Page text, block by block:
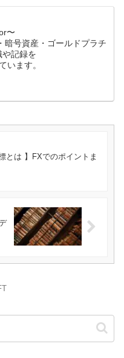
〜
暗号資産・ゴールドプラチ
記録を
います。
とは 】FXでのポイントま